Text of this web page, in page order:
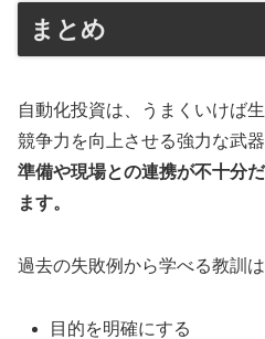
まとめ
自動化投資は、うまくいけば
競争力を向上させる強力な武
準備や現場との連携が不十分
ます。
過去の失敗例から学べる教訓
目的を明確にする